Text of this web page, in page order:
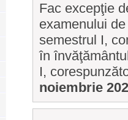
Fac excepţie
examenului
semestrul I,
în
I,
noiembrie